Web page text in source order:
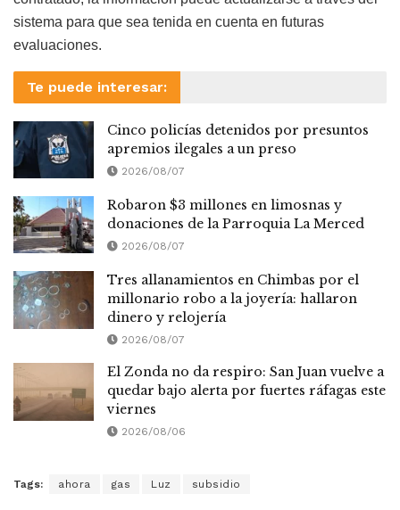
sistema para que sea tenida en cuenta en futuras
evaluaciones.
Te puede interesar:
Cinco policías detenidos por presuntos
apremios ilegales a un preso
2026/08/07
Robaron $3 millones en limosnas y
donaciones de la Parroquia La Merced
2026/08/07
Tres allanamientos en Chimbas por el
millonario robo a la joyería: hallaron
dinero y relojería
2026/08/07
El Zonda no da respiro: San Juan vuelve a
quedar bajo alerta por fuertes ráfagas este
viernes
2026/08/06
Tags: ahora gas Luz subsidio